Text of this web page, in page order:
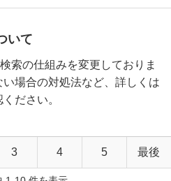
いて
索の仕組みを変更しておりま
場合の対処法など、詳しくは
ださい。
3 4 5 最後